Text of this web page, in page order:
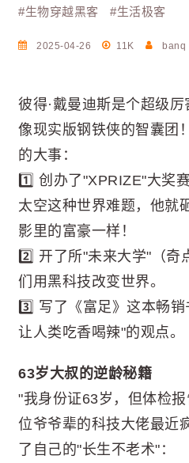
#生物穿越黑客 #生活极客
2025-04-26 11K banq
彼得·戴曼迪斯是个超级
像现实版钢铁侠的智囊团
的大事：
1️⃣ 创办了"XPRIZE"大奖
太空这种世界难题，他就
影里的富豪一样！
2️⃣ 开了所"未来大学"（奇
们用黑科技改变世界。
3️⃣ 写了《富足》这本畅
让人类吃香喝辣"的观点。
63岁大叔的逆龄秘籍
"我身份证63岁，但体检
位爷爷辈的科技大佬最近
了自己的"长生不老术"：